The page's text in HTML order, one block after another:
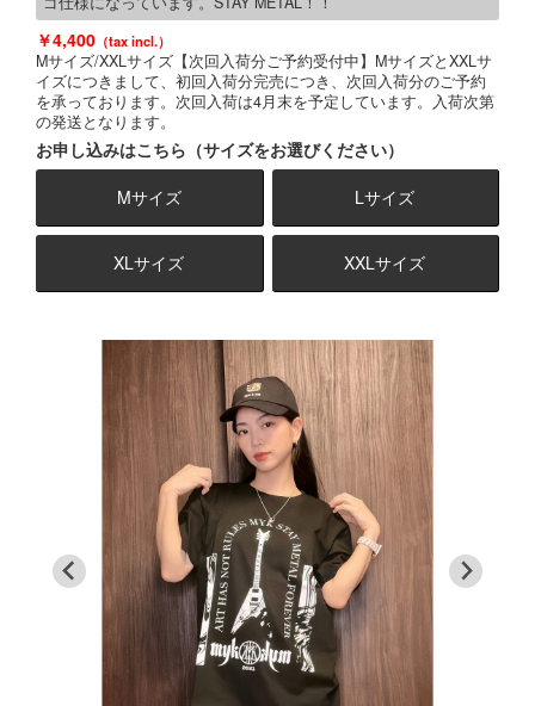
4,400
Mサイズ/XXLサイズ【次回入荷分ご予約受付中】MサイズとXXLサ
イズにつきまして、初回入荷分完売につき、次回入荷分のご予約
を承っております。次回入荷は4月末を予定しています。入荷次第
の発送となります。
お申し込みはこちら（サイズをお選びください）
Mサイズ
Lサイズ
XLサイズ XXLサイズ